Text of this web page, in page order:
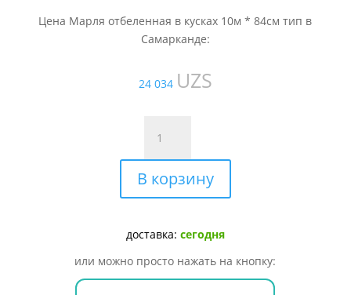
Цена Марля отбеленная в кусках 10м * 84см тип в
Самарканде:
24 034 UZS
товара
Марля
отбеленная
в
10м
84см
В корзину
доставка: сегодня
или можно просто нажать на кнопку: